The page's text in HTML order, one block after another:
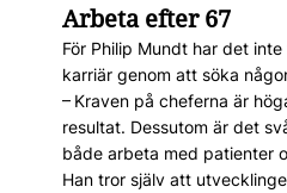
Arbeta efter 67
För Philip Mundt har det
karriär genom att söka
– Kraven på cheferna är
resultat. Dessutom är det
både arbeta med patienter
Han tror själv att